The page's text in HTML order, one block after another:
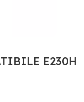
E230H